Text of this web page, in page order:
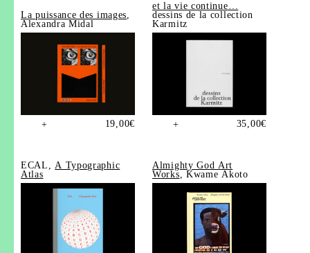
La puissance des images,
Alexandra Midal
+ 19,00€
et la vie continue…
dessins de la collection
Karmitz
+ 35,00€
ECAL, A Typographic
Atlas
Almighty God Art
Works , Kwame Akoto